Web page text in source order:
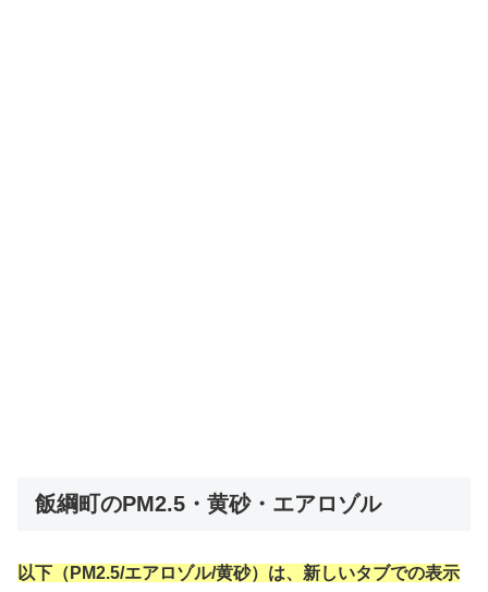
飯綱町のPM2.5・黄砂・エアロゾル
以下（PM2.5/エアロゾル/黄砂）は、新しいタブでの表示